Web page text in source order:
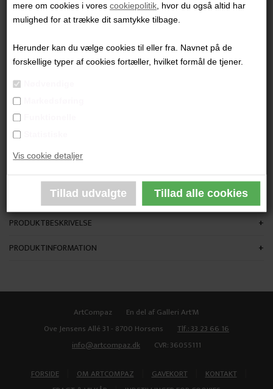
mere om cookies i vorescookiepolitik, hvor du også altid har
mulighed for at trække dit samtykke tilbage.
Herunder kan du vælge cookies til eller fra. Navnet på de
forskellige typer af cookies fortæller, hvilket formål de tjener.
Vis cookie detaljer
Ingerlise Vikne
5.800,00DKK
"Under the head and over the knee 2"
60 x 47 cm.
Kraftig lys træramme med museumsglas og farvet passe partout
PRODUKTBESKRIVELSE
PRODUKTINFORMATION
ArtCompaz
En del af Galleri Art'M
Ove Jensens Allé 31 - 8700 Horsens
Tlf.: 33 23 66 16
info@artcompaz.dk
CVR: 36055111
FORSIDE OM ARTCOMPAZ GAVEKORT KONTAKT